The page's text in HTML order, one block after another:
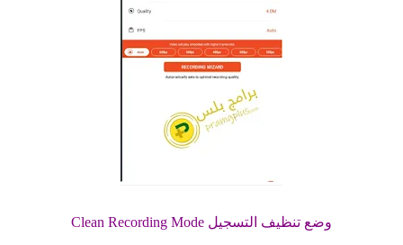
وضع تنظيف التسجيل Clean Recording Mode